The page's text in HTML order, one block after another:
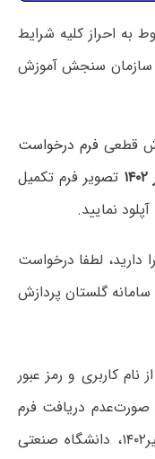
به احراز کلیه شرایط
سازمان سنجش آموزش
قطعیفرم درخواست
تصویر فرم تکمیل
دارید، لطفا درخواست
گلستان پردازش
نام کاربری و رمز عبور
صورت‌عدم دریافت فرم
درخواست پذیرش قطعی تا تاریخ ۱۰ تیر۱۴۰۲، دانشگاه صنعتی